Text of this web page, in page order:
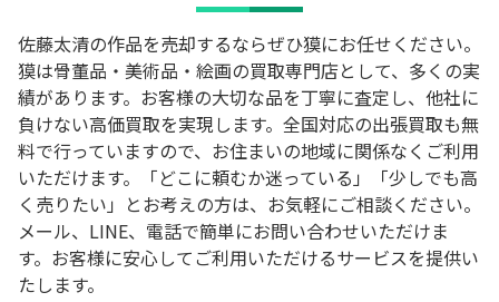
佐藤太清の作品を売却するならぜひ獏にお任せください。
獏は骨董品・美術品・絵画の買取専門店として、多くの実
績があります。お客様の大切な品を丁寧に査定し、他社に
負けない高価買取を実現します。全国対応の出張買取も無
料で行っていますので、お住まいの地域に関係なくご利用
いただけます。「どこに頼むか迷っている」「少しでも高
く売りたい」とお考えの方は、お気軽にご相談ください。
メール、LINE、電話で簡単にお問い合わせいただけま
す。お客様に安心してご利用いただけるサービスを提供い
たします。